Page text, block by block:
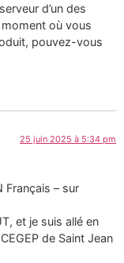
d’un des
où vous
pouvez-vous
25 juin 2025 à 5:34 pm
Français – sur
et je suis allé en
de Saint Jean